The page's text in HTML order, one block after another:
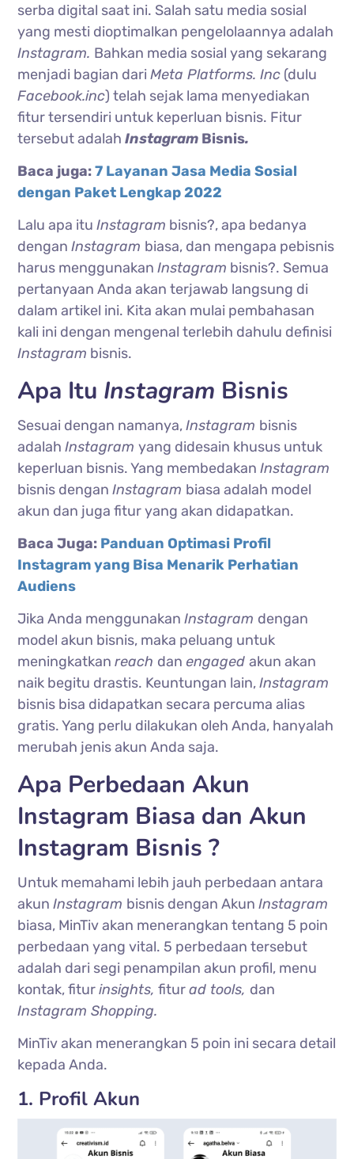
serba digital saat ini. Salah satu media sosial
yang mesti dioptimalkan pengelolaannya adalah
Instagram. Bahkan media sosial yang sekarang
menjadi bagian dariMeta Platforms. Inc (dulu
Facebook.inc) telah sejak lama menyediakan
fitur tersendiri untuk keperluan bisnis. Fitur
tersebut adalahInstagram Bisnis.
Baca juga:7 Layanan Jasa Media Sosial
dengan Paket Lengkap 2022
Lalu apa ituInstagram bisnis?, apa bedanya
denganInstagram biasa, dan mengapa pebisnis
harus menggunakanInstagram bisnis?. Semua
pertanyaan Anda akan terjawab langsung di
dalam artikel ini. Kita akan mulai pembahasan
kali ini dengan mengenal terlebih dahulu definisi
Instagram bisnis.
Apa Itu Instagram Bisnis
Sesuai dengan namanya,Instagram bisnis
adalahInstagramyang didesain khusus untuk
keperluan bisnis. Yang membedakanInstagram
bisnis denganInstagram biasa adalah model
akun dan juga fitur yang akan didapatkan.
Baca Juga: Panduan Optimasi Profil
Instagram yang Bisa Menarik Perhatian
Audiens
Jika Anda menggunakanInstagram dengan
model akun bisnis, maka peluang untuk
meningkatkanreach dan engagedakun akan
naik begitu drastis. Keuntungan lain,Instagram
bisnis bisa didapatkan secara percuma alias
gratis. Yang perlu dilakukan oleh Anda, hanyalah
merubah jenis akun Anda saja.
Apa Perbedaan Akun
Instagram Biasa dan Akun
Instagram Bisnis ?
Untuk memahami lebih jauh perbedaan antara
akunInstagram bisnis dengan AkunInstagram
biasa, MinTiv akan menerangkan tentang 5 poin
perbedaan yang vital. 5 perbedaan tersebut
adalah dari segi penampilan akun profil, menu
kontak, fiturinsights, fiturad tools, dan
Instagram Shopping.
MinTiv akan menerangkan 5 poin ini secara detail
kepada Anda.
1. Profil Akun